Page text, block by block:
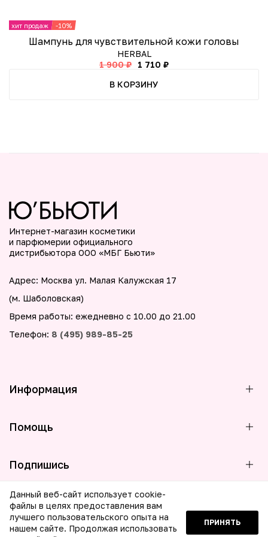
хит продаж -10%
Шампунь для чувствительной кожи головы
HERBAL
1 900 ₽
1 710 ₽
В КОРЗИНУ
Интернет-магазин косметики
и парфюмерии официального
дистрибьютора ООО «МБГ Бьюти»
Адрес: Москва ул. Малая Калужская 17
(м. Шаболовская)
Время работы: ежедневно с 10.00 до 21.00
Телефон: 8 (495) 989-85-25
Информация
Помощь
Подпишись
© 2026 ООО МБГ Бьюти. Все права защищены
Данный веб-сайт использует cookie-
файлы в целях предоставления вам
лучшего пользовательского опыта на
нашем сайте. Продолжая использовать
ПРИНЯТЬ